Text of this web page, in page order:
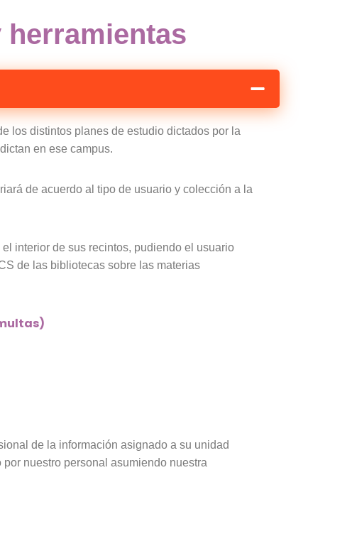
los distintos planes de estudio dictados por la
en ese campus.
de acuerdo al tipo de usuario y colección a la
interior de sus recintos, pudiendo el usuario
de las bibliotecas sobre las materias
de la información asignado a su unidad
nuestro personal asumiendo nuestra